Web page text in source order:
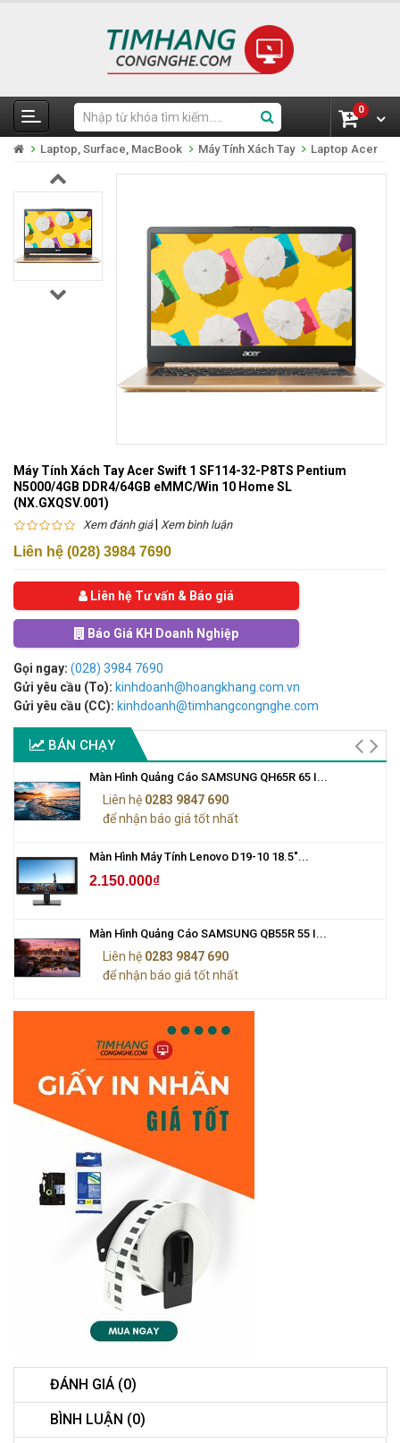
0
Laptop, Surface, MacBook Máy Tính Xách Tay Laptop Acer
Máy Tính Xách Tay Acer Swift 1 SF114-32-P8TS Pentium
N5000/4GB DDR4/64GB eMMC/Win 10 Home SL
(NX.GXQSV.001)
Xem đánh giá| Xem bình luận
Liên hệ (028) 3984 7690
Liên hệ Tư vấn & Báo giá
Báo Giá KH Doanh Nghiệp
Gọi ngay: (028) 3984 7690
Gửi yêu cầu (To): kinhdoanh@hoangkhang.com.vn
Gửi yêu cầu (CC): kinhdoanh@timhangcongnghe.com
BÁN CHẠY
Màn Hình Quảng Cáo SAMSUNG QH65R 65 I...
Liên hệ 0283 9847 690
để nhận báo giá tốt nhất
Màn Hình Máy Tính Lenovo D19-10 18.5"...
2.150.000₫
Màn Hình Quảng Cáo SAMSUNG QB55R 55 I...
Liên hệ 0283 9847 690
để nhận báo giá tốt nhất
ĐÁNH GIÁ (0)
BÌNH LUẬN (0)